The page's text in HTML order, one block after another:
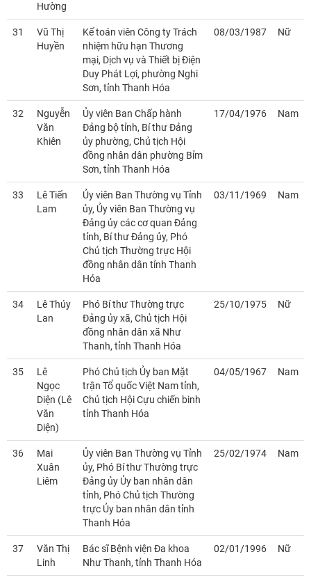
Hường
31
Vũ Thị
Huyền
Kế toán viên Công ty Trách
nhiệm hữu hạn Thương
mại, Dịch vụ và Thiết bị Điện
Duy Phát Lợi, phường Nghi
Sơn, tỉnh Thanh Hóa
08/03/1987 Nữ
32
Nguyễn
Văn
Khiên
Ủy viên Ban Chấp hành
Đảng bộ tỉnh, Bí thư Đảng
ủy phường, Chủ tịch Hội
đồng nhân dân phường Bỉm
Sơn, tỉnh Thanh Hóa
17/04/1976 Nam
33
Lê Tiến
Lam
Ủy viên Ban Thường vụ Tỉnh
ủy, Ủy viên Ban Thường vụ
Đảng ủy các cơ quan Đảng
tỉnh, Bí thư Đảng ủy, Phó
Chủ tịch Thường trực Hội
đồng nhân dân tỉnh Thanh
Hóa
03/11/1969 Nam
34
Lê Thúy
Lan
Phó Bí thư Thường trực
Đảng ủy xã, Chủ tịch Hội
đồng nhân dân xã Như
Thanh, tỉnh Thanh Hóa
25/10/1975 Nữ
35
Lê
Ngọc
Diện (Lê
Văn
Diện)
Phó Chủ tịch Ủy ban Mặt
trận Tổ quốc Việt Nam tỉnh,
Chủ tịch Hội Cựu chiến binh
tỉnh Thanh Hóa
04/05/1967 Nam
36
Mai
Xuân
Liêm
Ủy viên Ban Thường vụ Tỉnh
ủy, Phó Bí thư Thường trực
Đảng ủy Ủy ban nhân dân
tỉnh, Phó Chủ tịch Thường
trực Ủy ban nhân dân tỉnh
Thanh Hóa
25/02/1974 Nam
37
Văn Thị
Linh
Bác sĩ Bệnh viện Đa khoa
Như Thanh, tỉnh Thanh Hóa
02/01/1996 Nữ